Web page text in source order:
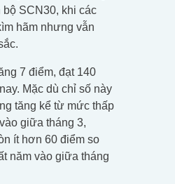
bộ SCN30, khi các
hãm nhưng vẫn
7 điểm, đạt 140
Mặc dù chỉ số này
tăng kể từ mức thấp
giữa tháng 3,
ít hơn 60 điểm so
năm vào giữa tháng